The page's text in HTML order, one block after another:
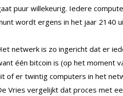
puur willekeurig. Iedere
wordt ergens in het jaar 2140
netwerk is zo ingericht dat er
één bitcoin is (op het moment
of er twintig computers in het
Vries vergelijkt dat proces met